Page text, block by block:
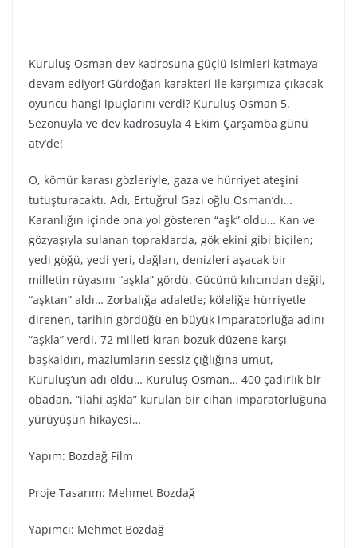
Kuruluş Osman dev kadrosuna güçlü isimleri katmaya
devam ediyor! Gürdoğan karakteri ile karşımıza çıkacak
oyuncu hangi ipuçlarını verdi? Kuruluş Osman 5.
Sezonuyla ve dev kadrosuyla 4 Ekim Çarşamba günü
atv’de!
O, kömür karası gözleriyle, gaza ve hürriyet ateşini
tutuşturacaktı. Adı, Ertuğrul Gazi oğlu Osman’dı…
Karanlığın içinde ona yol gösteren “aşk” oldu… Kan ve
gözyaşıyla sulanan topraklarda, gök ekini gibi biçilen;
yedi göğü, yedi yeri, dağları, denizleri aşacak bir
milletin rüyasını “aşkla” gördü. Gücünü kılıcından değil,
“aşktan” aldı… Zorbalığa adaletle; köleliğe hürriyetle
direnen, tarihin gördüğü en büyük imparatorluğa adını
“aşkla” verdi. 72 milleti kıran bozuk düzene karşı
başkaldırı, mazlumların sessiz çığlığına umut,
Kuruluş’un adı oldu… Kuruluş Osman… 400 çadırlık bir
obadan, “ilahi aşkla” kurulan bir cihan imparatorluğuna
yürüyüşün hikayesi…
Yapım: Bozdağ Fi̇lm
Proje Tasarım: Mehmet Bozdağ
Yapımcı: Mehmet Bozdağ